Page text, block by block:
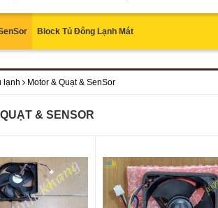
Block Tủ Đông Lạnh Mát
lạnh Motor & Quạt & SenSor
& SENSOR